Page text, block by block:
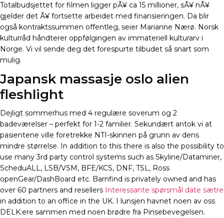
Totalbudsjettet for filmen ligger pÃ¥ ca 15 millioner, sÃ¥ nÃ¥
gjelder det Ã¥ fortsette arbeidet med finansieringen. Da blir
også kontraktssummen offentleg, seier Marianne Nærø. Norsk
kulturråd håndterer oppfølgingen av immateriell kulturarv i
Norge. Vi vil sende deg det forespurte tilbudet så snart som
mulig.
Japansk massasje oslo alien
fleshlight
Dejligt sommerhus med 4 regulære soverum og 2
badeværelser – perfekt for 1-2 familier. Sekundært antok vi at
pasientene ville foretrekke NTI-skinnen på grunn av dens
mindre størrelse. In addition to this there is also the possibility to
use many 3rd party control systems such as Skyline/Dataminer,
ScheduALL, LSB/VSM, BFE/KCS, DNF, TSL, Ross
openGear/DashBoard etc. Barnfind is privately owned and has
over 60 partners and resellers Interessante spørsmål date sætre
in addition to an office in the UK. I lunsjen havnet noen av oss
DELK:ere sammen med noen brødre fra Pinsebevegelsen.